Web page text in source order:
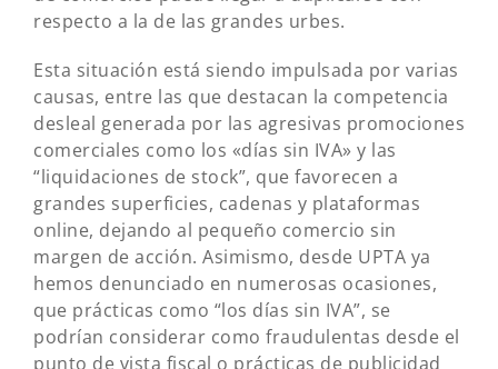
respecto a la de las grandes urbes.
Esta situación está siendo impulsada por varias
causas, entre las que destacan la competencia
desleal generada por las agresivas promociones
comerciales como los «días sin IVA» y las
“liquidaciones de stock”, que favorecen a
grandes superficies, cadenas y plataformas
online, dejando al pequeño comercio sin
margen de acción. Asimismo, desde UPTA ya
hemos denunciado en numerosas ocasiones,
que prácticas como “los días sin IVA”, se
podrían considerar como fraudulentas desde el
punto de vista fiscal o prácticas de publicidad